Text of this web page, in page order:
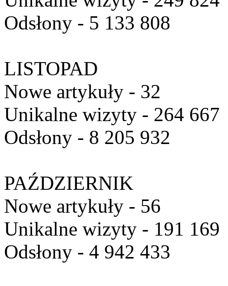
Odsłony - 5 133 808
LISTOPAD
Nowe artykuły - 32
Unikalne wizyty - 264 667
Odsłony - 8 205 932
PAŹDZIERNIK
Nowe artykuły - 56
Unikalne wizyty - 191 169
Odsłony - 4 942 433